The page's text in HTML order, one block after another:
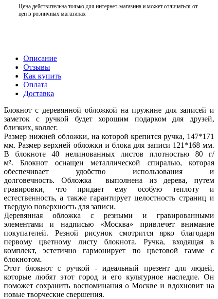
Цена действительна только для интернет-магазина и может отличаться от
цен в розничных магазинах
Описание
Отзывы
Как купить
Оплата
Доставка
Блокнот с деревянной обложкой на пружине для записей и
заметок с ручкой будет хорошим подарком для друзей,
близких, коллег.
Размер нижней обложки, на которой крепится ручка, 147*171
мм. Размер верхней обложки и блока для записи 121*168 мм.
В блокноте 40 нелинованных листов плотностью 80 г/
м². Блокнот оснащен металлической спиралью, которая
обеспечивает удобство использования и
долговечность. Обложка выполнена из дерева, путем
гравировки, что придает ему особую теплоту и
естественность, а также гарантирует целостность страниц и
твердую поверхность для записи.
Деревянная обложка с резными и гравированными
элементами и надписью «Москва» привлечет внимание
покупателей. Резной рисунок смотрится ярко благодаря
первому цветному листу блокнота. Ручка, входящая в
комплект, эстетично гармонирует по цветовой гамме с
блокнотом.
Этот блокнот с ручкой - идеальный презент для людей,
которые любят этот город и его культурное наследие. Он
поможет сохранить воспоминания о Москве и вдохновит на
новые творческие свершения.